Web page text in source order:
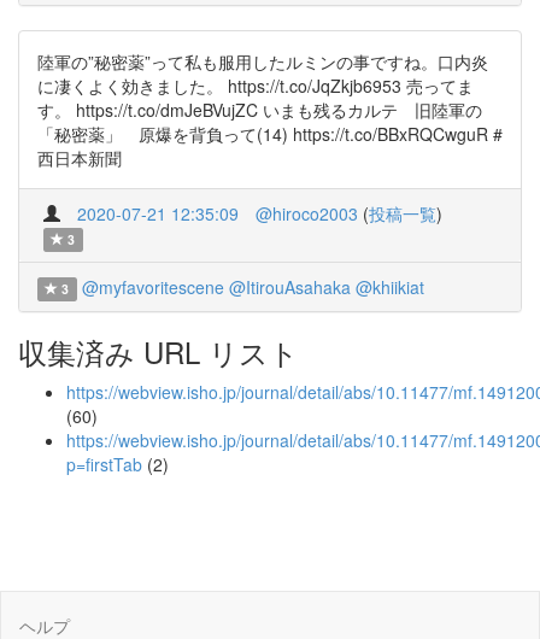
陸軍の”秘密薬”って私も服用したルミンの事ですね。口内炎
に凄くよく効きました。 https://t.co/JqZkjb6953 売ってま
す。 https://t.co/dmJeBVujZC いまも残るカルテ 旧陸軍の
「秘密薬」 原爆を背負って(14) https://t.co/BBxRQCwguR #
西日本新聞
2020-07-21 12:35:09 @hiroco2003 (投稿一覧)
3
3 @myfavoritescene @ItirouAsahaka @khiikiat
収集済み URL リスト
https://webview.isho.jp/journal/detail/abs/10.11477/
(60)
https://webview.isho.jp/journal/detail/abs/10.11477/
p=firstTab (2)
ヘルプ